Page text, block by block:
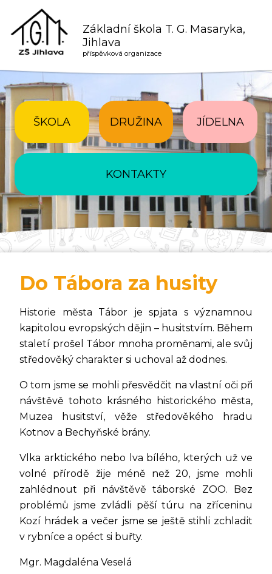
Základní škola T. G. Masaryka,
Jihlava
příspěvková organizace
ŠKOLA DRUŽINA JÍDELNA
KONTAKTY
Do Tábora za husity
Historie města Tábor je spjata s významnou
kapitolou evropských dějin – husitstvím. Během
staletí prošel Tábor mnoha proměnami, ale svůj
středověký charakter si uchoval až dodnes.
O tom jsme se mohli přesvědčit na vlastní oči při
návštěvě tohoto krásného historického města,
Muzea husitství, věže středověkého hradu
Kotnov a Bechyňské brány.
Vlka arktického nebo lva bílého, kterých už ve
volné přírodě žije méně než 20, jsme mohli
zahlédnout při návštěvě táborské ZOO. Bez
problémů jsme zvládli pěší túru na zříceninu
Kozí hrádek a večer jsme se ještě stihli zchladit
v rybníce a opéct si buřty.
Mgr. Magdaléna Veselá